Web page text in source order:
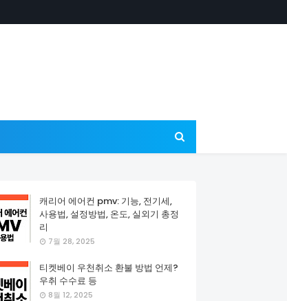
캐리어 에어컨 pmv: 기능, 전기세,
사용법, 설정방법, 온도, 실외기 총정
리
7월 28, 2025
티켓베이 우천취소 환불 방법 언제?
우취 수수료 등
8월 12, 2025